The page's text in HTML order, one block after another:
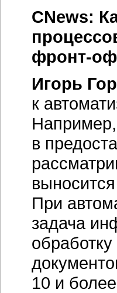
CNews:
фронт-
Игорь
к
Например,
в
При
задача
10 и